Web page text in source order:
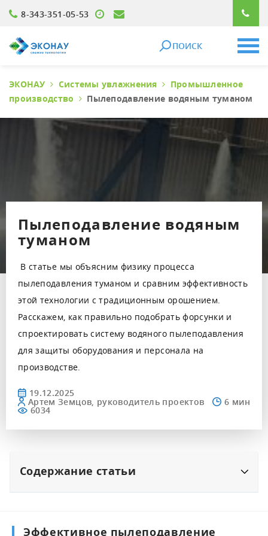
8-343-351-05-53
ПОИСК
ЭКОНАУ Системы увлажнения
Промышленное
производство
Пылеподавление водяным туманом
Пылеподавление водяным
туманом
В статье мы объясним физику процесса
пылеподавления туманом и сравним эффективность
этой технологии с традиционным орошением.
Расскажем, как правильно подобрать форсунки и
спроектировать систему водяного пылеподавления
для защиты оборудования и персонала на
производстве.
19.12.2025
Артем Земцов, руководитель проектов
6034
Содержание статьи
и преимущества
Эффективное пылеподавление